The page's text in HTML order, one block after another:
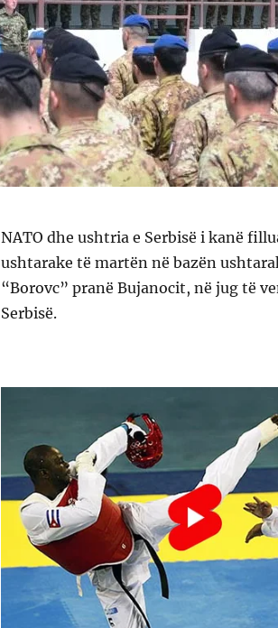
NATO dhe ushtria e Serbisë i kanë
ushtarake të martën në bazën
“Borovc” pranë Bujanocit, në jug të
Serbisë.